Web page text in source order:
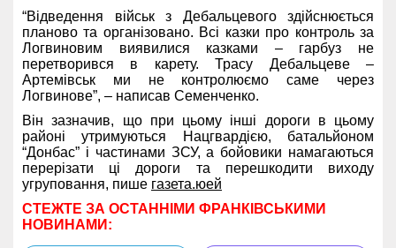
“Відведення військ з Дебальцевого здійснюється
планово та організовано. Всі казки про контроль за
Логвиновим виявилися казками – гарбуз не
перетворився в карету. Трасу Дебальцеве –
Артемівськ ми не контролюємо саме через
Логвинове”, – написав Семенченко.
Він зазначив, що при цьому інші дороги в цьому
районі утримуються Нацгвардією, батальйоном
“Донбас” і частинами ЗСУ, а бойовики намагаються
перерізати ці дороги та перешкодити виходу
угруповання, пише газета.юей
СТЕЖТЕ ЗА ОСТАННІМИ ФРАНКІВСЬКИМИ
НОВИНАМИ: